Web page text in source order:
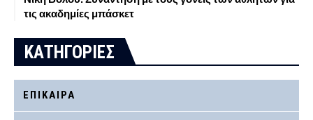
τις ακαδημίες μπάσκετ
ΚΑΤΗΓΟΡΙΕΣ
ΕΠΙΚΑΙΡΑ